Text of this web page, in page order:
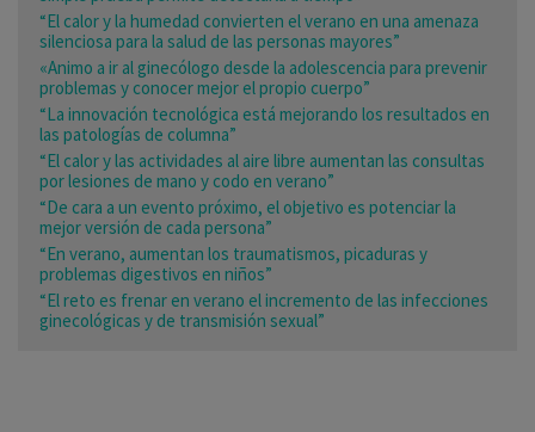
“El calor y la humedad convierten el verano en una amenaza
silenciosa para la salud de las personas mayores”
«Animo a ir al ginecólogo desde la adolescencia para prevenir
problemas y conocer mejor el propio cuerpo”
“La innovación tecnológica está mejorando los resultados en
las patologías de columna”
“El calor y las actividades al aire libre aumentan las consultas
por lesiones de mano y codo en verano”
“De cara a un evento próximo, el objetivo es potenciar la
mejor versión de cada persona”
“En verano, aumentan los traumatismos, picaduras y
problemas digestivos en niños”
“El reto es frenar en verano el incremento de las infecciones
ginecológicas y de transmisión sexual”